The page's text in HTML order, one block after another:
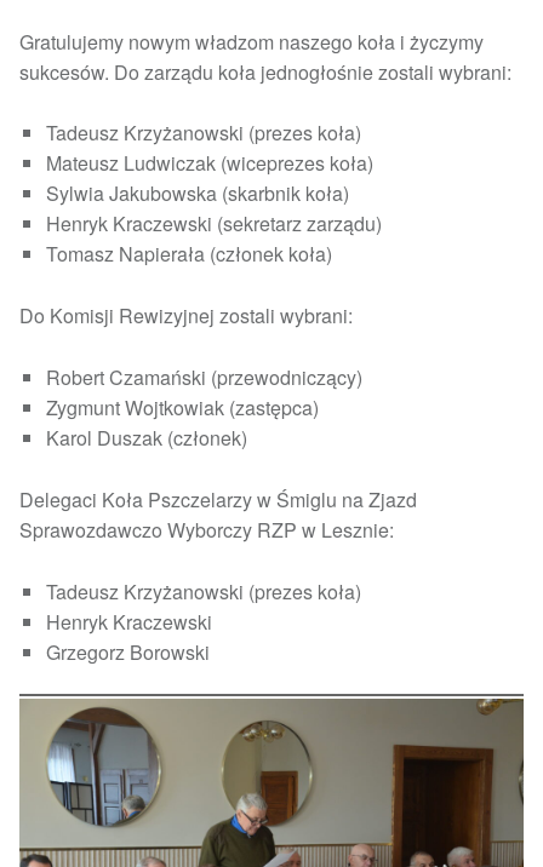
Gratulujemy nowym władzom naszego koła i życzymy
sukcesów. Do zarządu koła jednogłośnie zostali wybrani:
Tadeusz Krzyżanowski (prezes koła)
Mateusz Ludwiczak (wiceprezes koła)
Sylwia Jakubowska (skarbnik koła)
Henryk Kraczewski (sekretarz zarządu)
Tomasz Napierała (członek koła)
Do Komisji Rewizyjnej zostali wybrani:
Robert Czamański (przewodniczący)
Zygmunt Wojtkowiak (zastępca)
Karol Duszak (członek)
Delegaci Koła Pszczelarzy w Śmiglu na Zjazd
Sprawozdawczo Wyborczy RZP w Lesznie:
Tadeusz Krzyżanowski (prezes koła)
Henryk Kraczewski
Grzegorz Borowski